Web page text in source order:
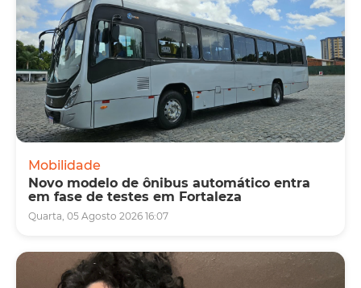
Mobilidade
Novo modelo de ônibus automático entra
em fase de testes em Fortaleza
Quarta, 05 Agosto 2026 16:07